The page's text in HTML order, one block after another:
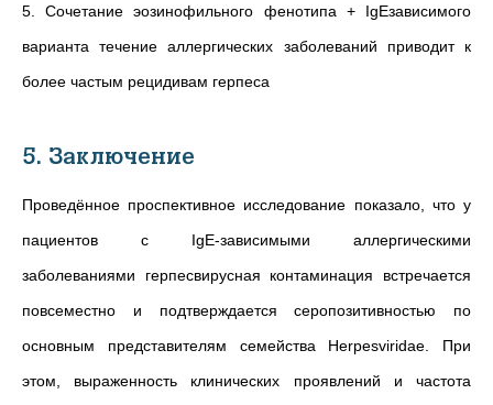
5. Сочетание эозинофильного фенотипа + IgEзависимого
варианта течение аллергических заболеваний приводит к
более частым рецидивам герпеса
5. Заключение
Проведённое проспективное исследование показало, что у
пациентов с IgE-зависимыми аллергическими
заболеваниями герпесвирусная контаминация встречается
повсеместно и подтверждается серопозитивностью по
основным представителям семейства Herpesviridae. При
этом, выраженность клинических проявлений и частота